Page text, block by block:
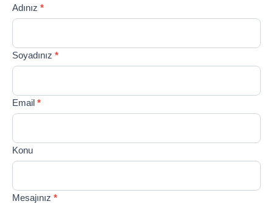
Contact
Us
Adınız *
Soyadınız *
Email *
Konu
Mesajınız *
If you
are
leave
this
blank.